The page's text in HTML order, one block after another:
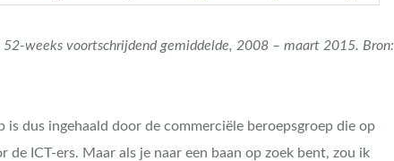
52-weeks voortschrijdend gemiddelde, 2008 – maart 2015. Bron:
is dus ingehaald door de commerciële beroepsgroep die op
de ICT-ers. Maar als je naar een baan op zoek bent, zou ik